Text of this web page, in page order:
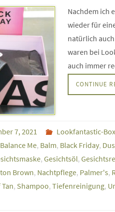
Nachdem ich
wieder für
natürlich
waren bei
auch immer
CONTINUE
7, 2021 Lookfantastic-Box
Balance Me, Balm, Black Friday,
, Gesichtsöl,
Brown, Nachtpflege, Palmer's,
, Shampoo, Tiefenreinigung,